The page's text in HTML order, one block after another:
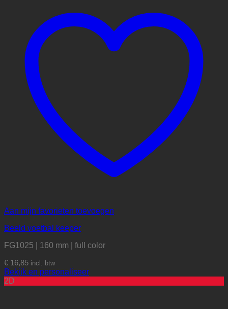
Aan mijn favorieten toevoegen
Beeld voetbal keeper
FG1025 | 160 mm | full color
€ 16,85 incl. btw
Bekijk en personaliseer
2D